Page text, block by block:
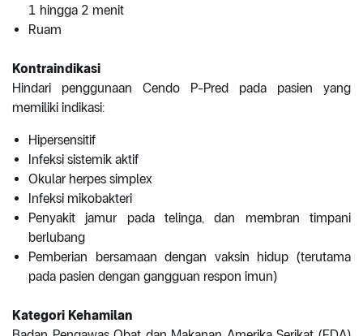
1 hingga 2 menit
Ruam
Kontraindikasi
Hindari penggunaan Cendo P-Pred pada pasien yang
memiliki indikasi:
Hipersensitif
Infeksi sistemik aktif
Okular herpes simplex
Infeksi mikobakteri
Penyakit jamur pada telinga, dan membran timpani
berlubang
Pemberian bersamaan dengan vaksin hidup (terutama
pada pasien dengan gangguan respon imun)
Kategori Kehamilan